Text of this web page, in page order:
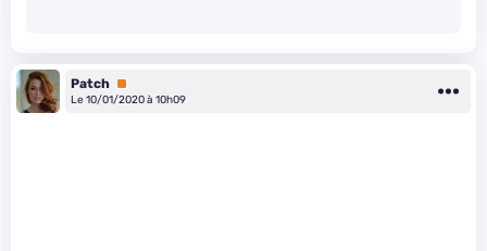
Patch Premium
Le 10/01/2020 à 10h09